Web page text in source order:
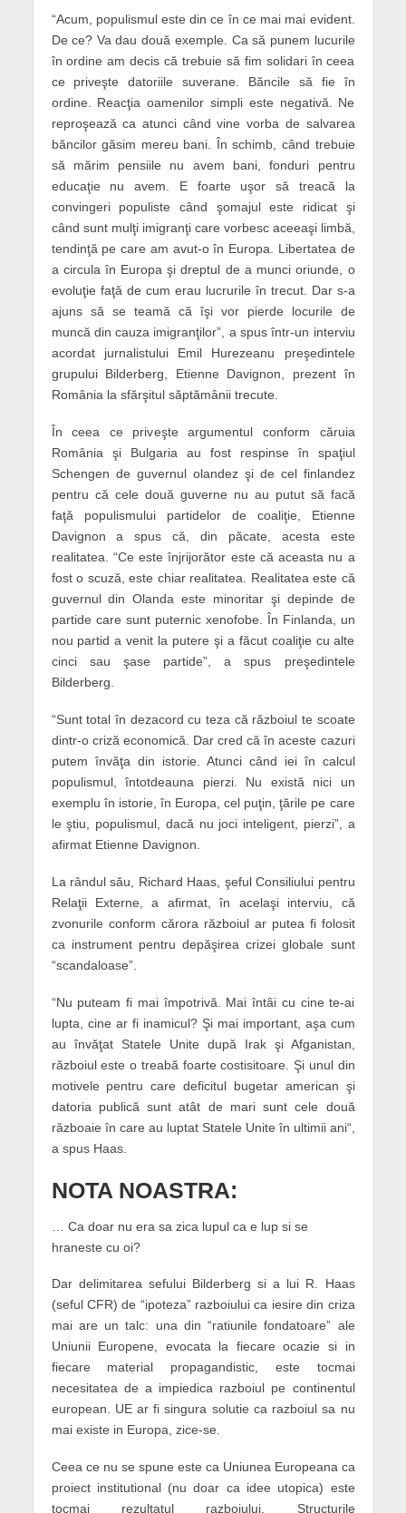
“Acum, populismul este din ce în ce mai mai evident.
De ce? Va dau două exemple. Ca să punem lucurile
în ordine am decis că trebuie să fim solidari în ceea
ce priveşte datoriile suverane. Băncile să fie în
ordine. Reacţia oamenilor simpli este negativă. Ne
reproşează ca atunci când vine vorba de salvarea
băncilor găsim mereu bani. În schimb, când trebuie
să mărim pensiile nu avem bani, fonduri pentru
educaţie nu avem. E foarte uşor să treacă la
convingeri populiste când şomajul este ridicat şi
când sunt mulţi imigranţi care vorbesc aceeaşi limbă,
tendinţă pe care am avut-o în Europa. Libertatea de
a circula în Europa şi dreptul de a munci oriunde, o
evoluţie faţă de cum erau lucrurile în trecut. Dar s-a
ajuns să se teamă că îşi vor pierde locurile de
muncă din cauza imigranţilor”, a spus într-un interviu
acordat jurnalistului Emil Hurezeanu preşedintele
grupului Bilderberg, Etienne Davignon, prezent în
România la sfărşitul săptămânii trecute.
În ceea ce priveşte argumentul conform căruia
România şi Bulgaria au fost respinse în spaţiul
Schengen de guvernul olandez şi de cel finlandez
pentru că cele două guverne nu au putut să facă
faţă populismului partidelor de coaliţie, Etienne
Davignon a spus că, din păcate, acesta este
realitatea. “Ce este înjrijorător este că aceasta nu a
fost o scuză, este chiar realitatea. Realitatea este că
guvernul din Olanda este minoritar şi depinde de
partide care sunt puternic xenofobe. În Finlanda, un
nou partid a venit la putere şi a făcut coaliţie cu alte
cinci sau şase partide”, a spus preşedintele
Bilderberg.
“Sunt total în dezacord cu teza că războiul te scoate
dintr-o criză economică. Dar cred că în aceste cazuri
putem învăţa din istorie. Atunci când iei în calcul
populismul, întotdeauna pierzi. Nu există nici un
exemplu în istorie, în Europa, cel puţin, ţările pe care
le ştiu, populismul, dacă nu joci inteligent, pierzi”, a
afirmat Etienne Davignon.
La rândul său, Richard Haas, şeful Consiliului pentru
Relaţii Externe, a afirmat, în acelaşi interviu, că
zvonurile conform cărora războiul ar putea fi folosit
ca instrument pentru depăşirea crizei globale sunt
“scandaloase”.
“Nu puteam fi mai împotrivă. Mai întâi cu cine te-ai
lupta, cine ar fi inamicul? Şi mai important, aşa cum
au învăţat Statele Unite după Irak şi Afganistan,
războiul este o treabă foarte costisitoare. Şi unul din
motivele pentru care deficitul bugetar american şi
datoria publică sunt atât de mari sunt cele două
războaie în care au luptat Statele Unite în ultimii ani“,
a spus Haas.
NOTA NOASTRA:
… Ca doar nu era sa zica lupul ca e lup si se
hraneste cu oi?
Dar delimitarea sefului Bilderberg si a lui R. Haas
(seful CFR) de “ipoteza” razboiului ca iesire din criza
mai are un talc: una din “ratiunile fondatoare” ale
Uniunii Europene, evocata la fiecare ocazie si in
fiecare material propagandistic, este tocmai
necesitatea de a impiedica razboiul pe continentul
european. UE ar fi singura solutie ca razboiul sa nu
mai existe in Europa, zice-se.
Ceea ce nu se spune este ca Uniunea Europeana ca
proiect institutional (nu doar ca idee utopica) este
tocmai rezultatul razboiului. Structurile